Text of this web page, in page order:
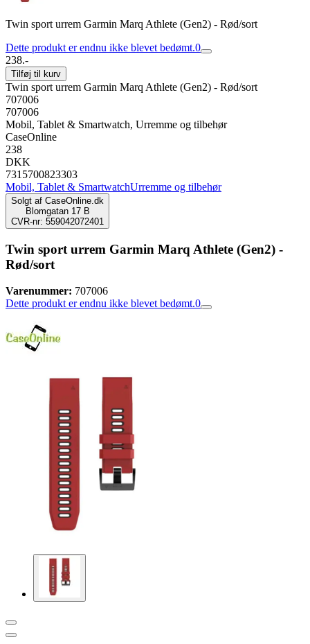
Twin sport urrem Garmin Marq Athlete (Gen2) - Rød/sort
Dette produkt er endnu ikke blevet bedømt.0
238.-
Tilføj til kurv
Twin sport urrem Garmin Marq Athlete (Gen2) - Rød/sort
707006
707006
Mobil, Tablet & Smartwatch, Urremme og tilbehør
CaseOnline
238
DKK
7315700823303
Mobil, Tablet & SmartwatchUrremme og tilbehør
Solgt af CaseOnline.dk
Blomgatan 17 B
CVR-nr: 559042072401
Twin sport urrem Garmin Marq Athlete (Gen2) -
Rød/sort
Varenummer: 707006
Dette produkt er endnu ikke blevet bedømt.0